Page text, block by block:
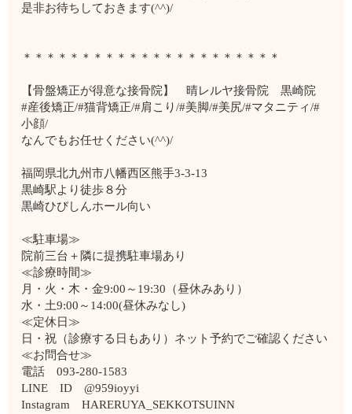
是非お待ちしておきます(^^)/
＊＊＊＊＊＊＊＊＊＊＊＊＊＊＊＊＊＊＊＊＊＊
【骨盤矯正が得意な接骨院】 晴レルヤ接骨院 黒崎院
#産後矯正/#猫背矯正/#肩こり/#美脚/#美尻/#マタニティ/#
小顔/
なんでもお任せください(^^)/
福岡県北九州市八幡西区熊手3-3-13
黒崎駅より徒歩８分
黒崎ひびしんホール向い
≪駐車場≫
院前三台＋隣に提携駐車場あり
≪診療時間≫
月・火・木・金9:00～19:30（昼休みあり）
水・土9:00～14:00(昼休みなし)
≪定休日≫
日・祝（診療する日もあり）ネット予約でご確認ください
≪お問合せ≫
電話 093-280-1583
LINE ID @959ioyyi
Instagram HARERUYA_SEKKOTSUINN